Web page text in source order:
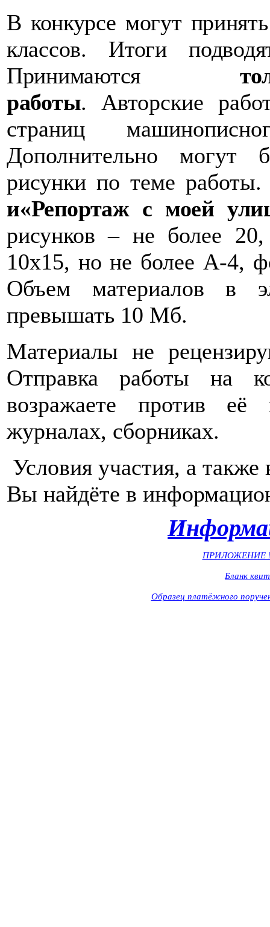
В конкурсе могут
классов. Итоги
Принимаются
работы. Авторские
страниц
Дополнительно могут
рисунки по теме
и«Репортаж с моей
рисунков – не более
10х15, но не более А-4,
Объем материалов в
превышать 10 Мб.
Материалы не
Отправка работы на
возражаете против её
журналах, сборниках.
Условия участия, а
Вы найдёте в
ПРИЛОЖЕНИЕ
Бланк
Образец платёжного